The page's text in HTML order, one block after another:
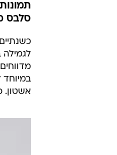
סלבס
במיוחד
אשטון.